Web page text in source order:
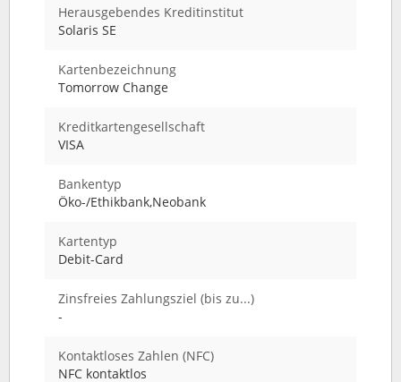
Herausgebendes Kreditinstitut
Solaris SE
Kartenbezeichnung
Tomorrow Change
Kreditkartengesellschaft
VISA
Bankentyp
Öko-/Ethikbank,Neobank
Kartentyp
Debit-Card
Zinsfreies Zahlungsziel (bis zu...)
-
Kontaktloses Zahlen (NFC)
NFC kontaktlos